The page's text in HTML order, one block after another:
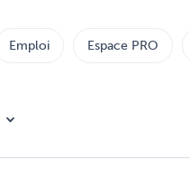
Emploi Espace PRO